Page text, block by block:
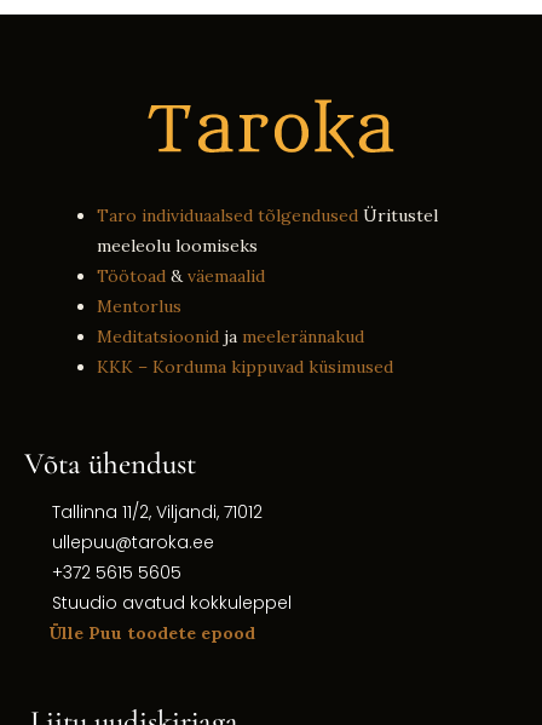
Taro individuaalsed tõlgendused Üritustel
meeleolu loomiseks
Töötoad &väemaalid
Mentorlus
Meditatsioonid ja meelerännakud
KKK – Korduma kippuvad küsimused
Võta ühendust
Tallinna 11/2, Viljandi, 71012
ullepuu@taroka.ee
+372 5615 5605
Stuudio avatud kokkuleppel
Ülle Puu toodete epood